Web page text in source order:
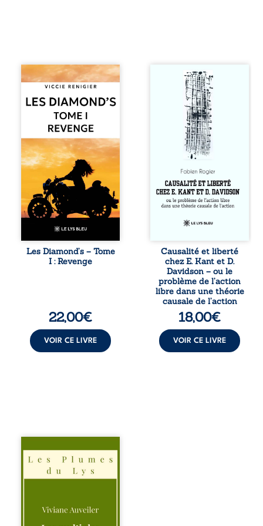
Revenge est à la
tête des
Diamond’s, un clan
de motards aussi
réputé et respecté
que redouté dans
tout le pays. Rien
ne la prédestinait
à cette vie, mais
les épreuves ont
forgé une femme
dure, inaccessible
et résolue à ne
jamais dévoiler
ses faiblesses,
jusqu’à ce que le
croise sa route.
Chef d’une famille
de Nomads, Juan
Les Diamond’s – Tome
I : Revenge
22,00€
VOIR CE LIVRE
Sommes-nous
vraiment libres si
chacun de nos
actes s’inscrit
dans une chaîne
de causes ? À
travers une
confrontation
entre les pensées
d’Emmanuel Kant
et de Donald
Davidson, cet
essai explore les
liens entre libre
déterminisme
responsabilité. De
la volonté
kantienne au
monisme anomal
de Davidson, il
interroge la
manière dont les
intentions et les
peuvent ...
Causalité et liberté
chez E. Kant et D.
Davidson – ou le
problème de l’action
libre dans une théorie
causale de l’action
18,00€
VOIR CE LIVRE
Trois récits, trois
existences saisies
à l’instant où tout
bascule. Une
l’apaisement, un